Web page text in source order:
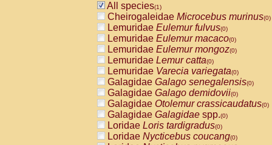
All species(1)
Cheirogaleidae Microcebus murinus(0)
Lemuridae Eulemur fulvus(0)
Lemuridae Eulemur macaco(0)
Lemuridae Eulemur mongoz(0)
Lemuridae Lemur catta(0)
Lemuridae Varecia variegata(0)
Galagidae Galago senegalensis(0)
Galagidae Galago demidovii(0)
Galagidae Otolemur crassicaudatus(0)
Galagidae Galagidae spp.(0)
Loridae Loris tardigradus(0)
Loridae Nycticebus coucang(0)